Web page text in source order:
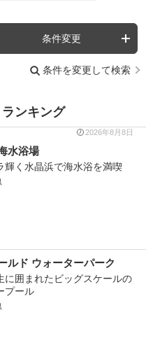
条件変更
条件を変更して検索
ンキング
2026年8月8日
水浴場
輝く水晶浜で海水浴を満喫
ルド ウォーターパーク
に囲まれたビッグスケールの
プール